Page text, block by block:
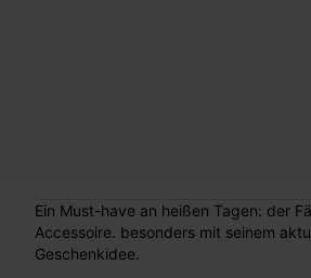
Ein Must-have an heißen Tagen: der Fächer! Er bringt nicht nur im Handumdrehen frische Luft sondern ist auch ein trendy
Accessoire. besonders mit seinem
Geschenkidee.